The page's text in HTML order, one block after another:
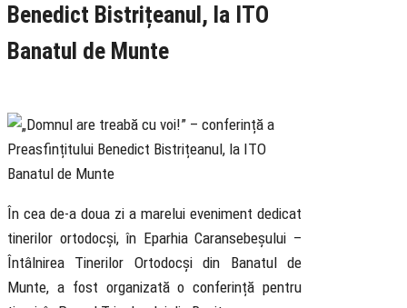
Benedict Bistrițeanul, la ITO
Banatul de Munte
În cea de-a doua zi a marelui eveniment dedicat
tinerilor ortodocși, în Eparhia Caransebeșului –
Întâlnirea Tinerilor Ortodocși din Banatul de
Munte, a fost organizată o conferință pentru